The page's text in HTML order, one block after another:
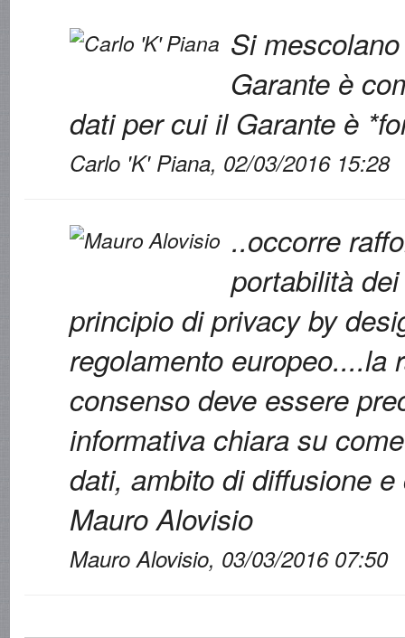
Si
Garante è
dati per cui il Garante è
Carlo 'K' Piana, 02/03/2016 15:28
..occorre
portabilità
principio di privacy by
regolamento europeo....la
consenso deve essere
informativa chiara su
dati, ambito di diffusione
Mauro Alovisio
Mauro Alovisio, 03/03/2016 07:50